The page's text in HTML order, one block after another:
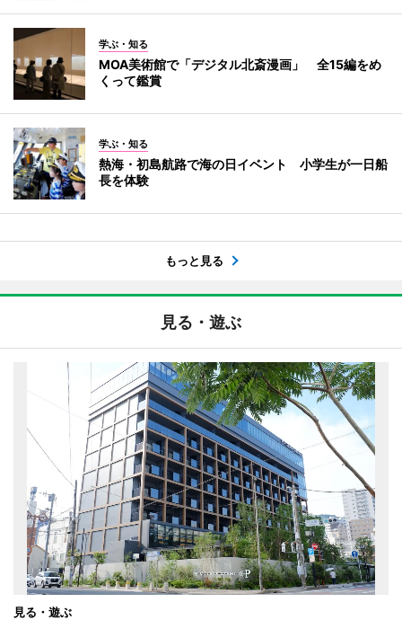
学ぶ・知る
MOA美術館で「デジタル北斎漫画」 全15編をめ
くって鑑賞
学ぶ・知る
熱海・初島航路で海の日イベント 小学生が一日船
長を体験
もっと見る
見る・遊ぶ
見る・遊ぶ